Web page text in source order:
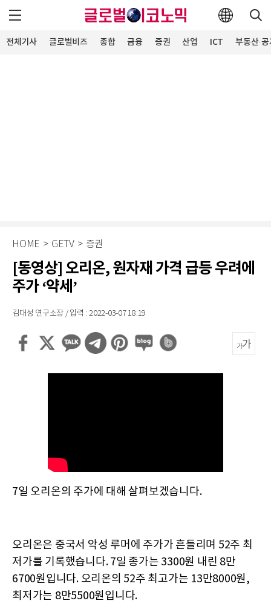
전체기사 글로벌비즈 종합 금융 증권 산업 ICT 부동산·
HOME > GETV > 증권
[동영상] 오리온, 원자재 가격 급등 우려에
주가 ‘약세’
김대성 연구소장 / 입력 : 2022-03-07 18:19
7일 오리온의 주가에 대해 살펴보겠습니다.
오리온은 중국서 악성 루머에 주가가 흔들리며 52주 최
저가를 기록했습니다. 7일 종가는 3300원 내린 8만
6700원입니다. 오리온의 52주 최고가는 13만8000원,
최저가는 8만5500원입니다.